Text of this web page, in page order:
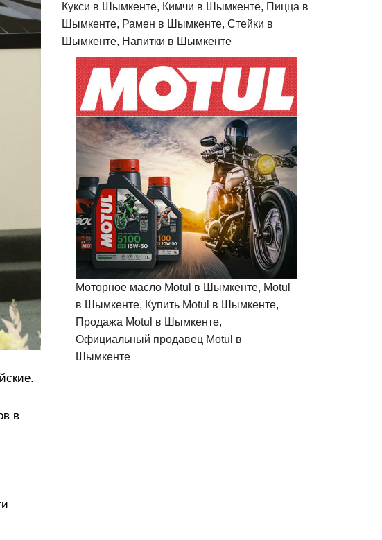
в
Кукси в Шымкенте, Кимчи в Шымкенте, Пицца в
Шымкенте, Рамен в Шымкенте, Стейки в
Шымкенте, Напитки в Шымкенте
Моторное масло Motul в Шымкенте, Motul
в Шымкенте, Купить Motul в Шымкенте,
Продажа Motul в Шымкенте,
Официальный продавец Motul в
Шымкенте